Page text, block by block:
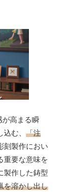
が高まる瞬
む、 「注
刻製作におい
重要な意味を
製作した鋳型
を溶かし出し